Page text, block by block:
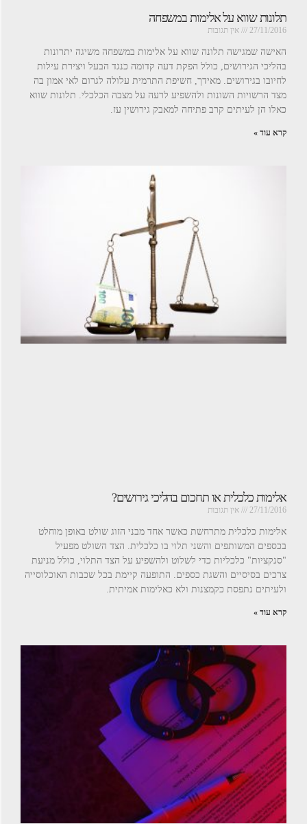
תלונות שווא על אלימות במשפחה
27/11/2016 אין תגובות
האישה שמגישה תלונה שווא על אלימות במשפחה משיגה יתרונות
בהליכי הגירושים, כולל הפקת דעה קדומה כנגד הבעל ויצירת עילות
לחיובו בגירושים. מאידך, חשיפת התרמית עלולה לגרום לאי אמון בה
מצד הרשויות השונות ולהשפיע לרעה על מצבה הכלכלי. תלונות שווא
כאלו הן לעיתים קרב פתיחה למאבק גירושין עז.
קרא עוד »
אלימות כלכלית או תחכום בהליכי גירושים?
27/11/2016 אין תגובות
אלימות כלכלית מתרחשת כאשר אחד מבני הזוג שולט באופן מוחלט
בכספים המשותפים והשני תלוי בו כלכלית. הצד השולט מפעיל
"סנקציות" כלכליות כדי לשלוט ולהשפיע על הצד התלוי, כולל מניעת
צרכים בסיסיים והשגת כספים. התופעה קיימת בכל שכבות האוכלוסייה
ולעיתים נתפסת כקמצנות ולא כאלימות אמיתית.
קרא עוד »